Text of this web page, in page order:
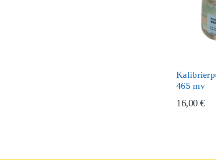
465 mv
16,00 €